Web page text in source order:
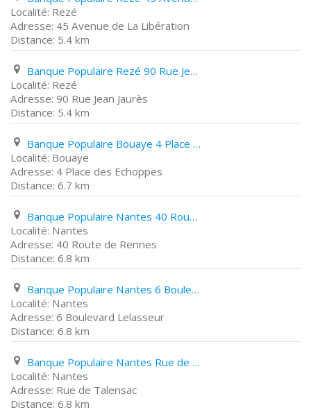
Rezé
45 Avenue de La Libération
5.4 km
Banque Populaire Rezé 90 Rue Jean Jaurès
Rezé
90 Rue Jean Jaurès
5.4 km
Banque Populaire Bouaye 4 Place des Echoppes
Bouaye
4 Place des Echoppes
6.7 km
Banque Populaire Nantes 40 Route de Rennes
Nantes
40 Route de Rennes
6.8 km
Banque Populaire Nantes 6 Boulevard Lelasseur
Nantes
6 Boulevard Lelasseur
6.8 km
Banque Populaire Nantes Rue de Talensac
Nantes
Rue de Talensac
6.8 km